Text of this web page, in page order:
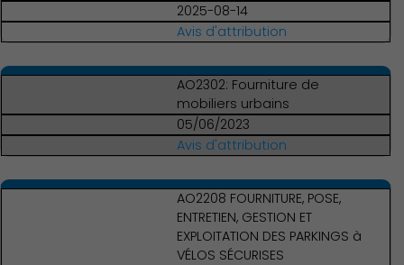
2025-08-14
Avis d'attribution
AO2302: Fourniture de
mobiliers urbains
05/06/2023
Avis d'attribution
AO2208 FOURNITURE, POSE,
ENTRETIEN, GESTION ET
EXPLOITATION DES PARKINGS à
VÉLOS SÉCURISES